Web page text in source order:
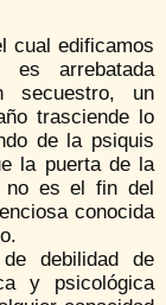
cual edificamos
es arrebatada
secuestro, un
trasciende lo
de la psiquis
la puerta de la
no es el fin del
conocida
debilidad de
y psicológica